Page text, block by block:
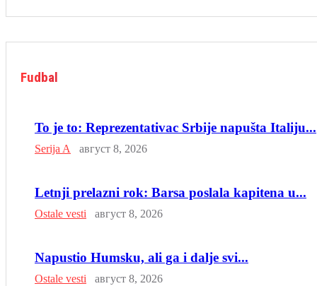
Fudbal
To je to: Reprezentativac Srbije napušta Italiju...
Serija A август 8, 2026
Letnji prelazni rok: Barsa poslala kapitena u...
Ostale vesti август 8, 2026
Napustio Humsku, ali ga i dalje svi...
Ostale vesti август 8, 2026